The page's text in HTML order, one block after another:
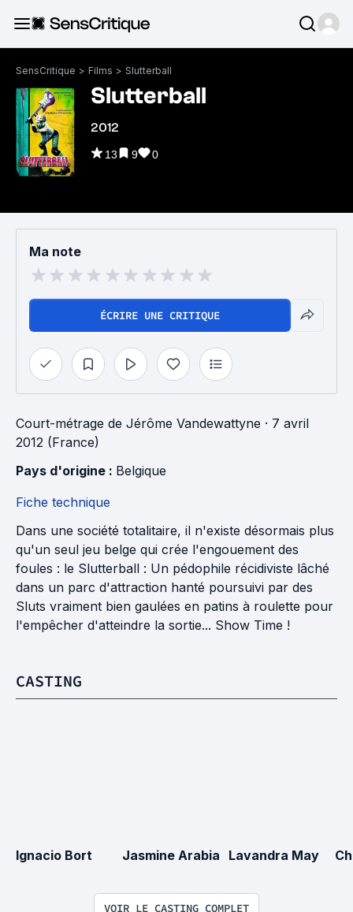
SensCritique > Films > Slutterball
Slutterball
2012
13 9 0
Ma note
ÉCRIRE UNE CRITIQUE
Court-métrage de Jérôme Vandewattyne · 7 avril
2012 (France)
Pays d'origine : Belgique
Fiche technique
Dans une société totalitaire, il n'existe désormais plus
qu'un seul jeu belge qui crée l'engouement des
foules : le Slutterball : Un pédophile récidiviste lâché
dans un parc d'attraction hanté poursuivi par des
Sluts vraiment bien gaulées en patins à roulette pour
l'empêcher d'atteindre la sortie... Show Time !
CASTING
Ignacio Bort Jasmine Arabia Lavandra May
VOIR LE CASTING COMPLET